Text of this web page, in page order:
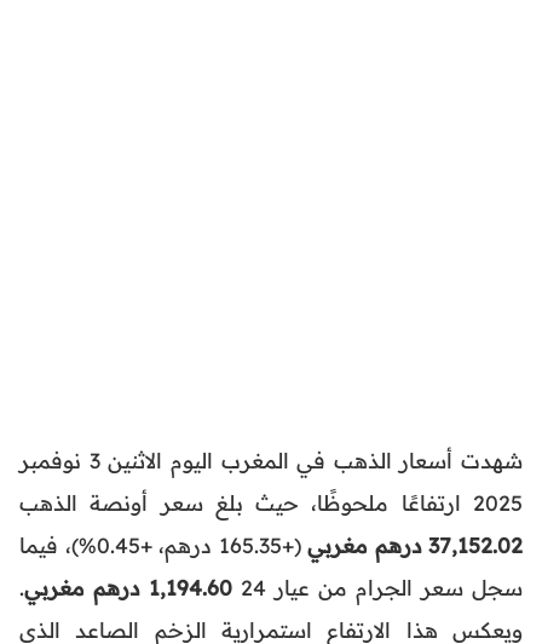
شهدت أسعار الذهب في المغرب اليوم الاثنين 3 نوفمبر
2025 ارتفاعًا ملحوظًا، حيث بلغ سعر أونصة الذهب
37,152.02 درهم مغربي
(+165.35 درهم، +0.45%)، فيما
سجل سعر الجرام من عيار 24
1,194.60 درهم مغربي
.
ويعكس هذا الارتفاع استمرارية الزخم الصاعد الذي